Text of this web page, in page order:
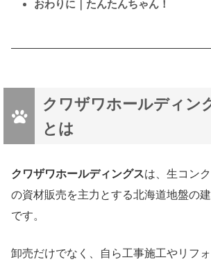
おわりに｜たんたんちゃん！
クワザワホールディン
とは
クワザワホールディングスは、生コン
の資材販売を主力とする北海道地盤の
です。
卸売だけでなく、自ら工事施工やリフ